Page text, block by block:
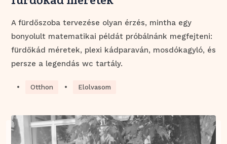
A fürdőszoba tervezése olyan érzés, mintha egy
bonyolult matematikai példát próbálnánk megfejteni:
fürdőkád méretek, plexi kádparaván, mosdókagyló, és
persze a legendás wc tartály.
• Otthon • Elolvasom